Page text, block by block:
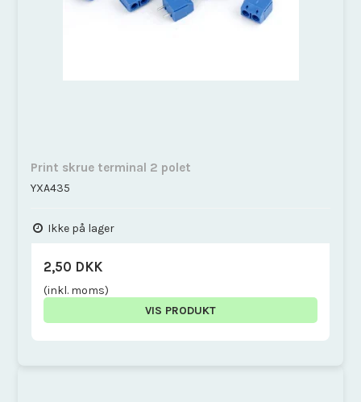
Print skrue terminal 2 polet
YXA435
Ikke på lager
2,50 DKK
(inkl. moms)
VIS PRODUKT